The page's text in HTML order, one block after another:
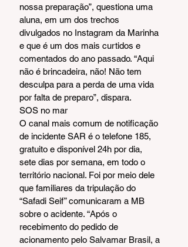
nossa preparação”, questiona uma
aluna, em um dos trechos
divulgados no Instagram da Marinha
e que é um dos mais curtidos e
comentados do ano passado. “Aqui
não é brincadeira, não! Não tem
desculpa para a perda de uma vida
por falta de preparo”, dispara.
SOS no mar
O canal mais comum de notificação
de incidente SAR é o telefone 185,
gratuito e disponível 24h por dia,
sete dias por semana, em todo o
território nacional. Foi por meio dele
que familiares da tripulação do
“Safadi Seif” comunicaram a MB
sobre o acidente. “Após o
recebimento do pedido de
acionamento pelo Salvamar Brasil, a